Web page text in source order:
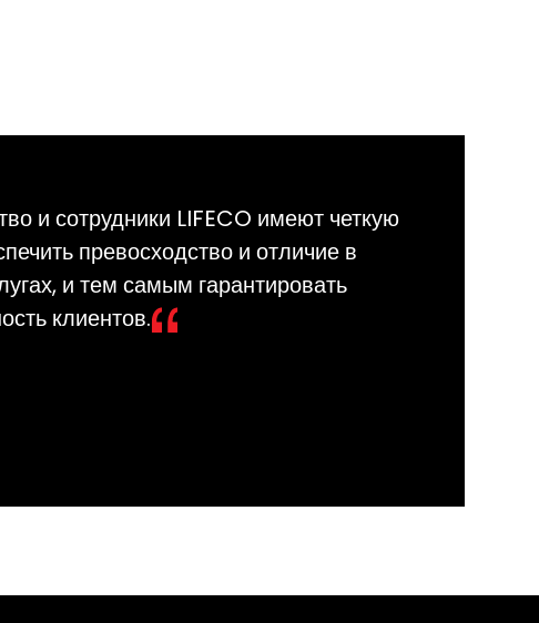
и сотрудники LIFECO имеют четкую
превосходство и отличие в
и тем самым гарантировать
клиентов.